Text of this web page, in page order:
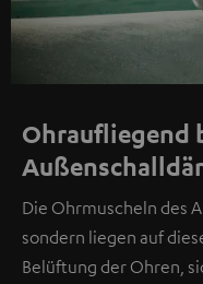
Ohraufliegend
Die Ohrmuscheln des
sondern liegen auf
Belüftung der Ohren,